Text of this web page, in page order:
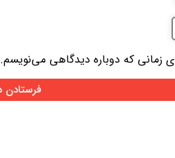
زمانی که دوباره دیدگاهی می‌نویسم.